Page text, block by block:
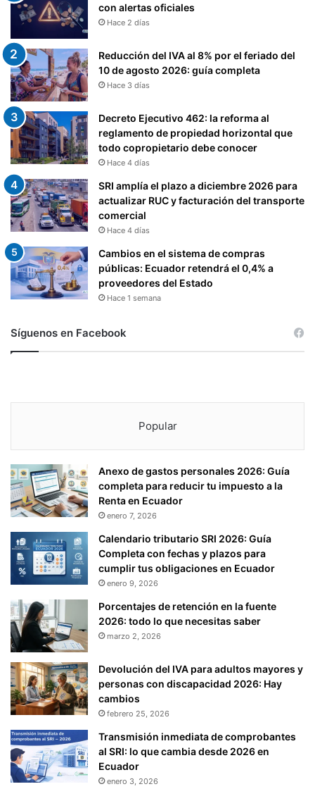
con alertas oficiales
Hace 2 días
Reducción del IVA al 8% por el feriado del
10 de agosto 2026: guía completa
Hace 3 días
Decreto Ejecutivo 462: la reforma al
reglamento de propiedad horizontal que
todo copropietario debe conocer
Hace 4 días
SRI amplía el plazo a diciembre 2026 para
actualizar RUC y facturación del transporte
comercial
Hace 4 días
Cambios en el sistema de compras
públicas: Ecuador retendrá el 0,4% a
proveedores del Estado
Hace 1 semana
Síguenos en Facebook
Popular
Anexo de gastos personales 2026: Guía
completa para reducir tu impuesto a la
Renta en Ecuador
enero 7, 2026
Calendario tributario SRI 2026: Guía
Completa con fechas y plazos para
cumplir tus obligaciones en Ecuador
enero 9, 2026
Porcentajes de retención en la fuente
2026: todo lo que necesitas saber
marzo 2, 2026
Devolución del IVA para adultos mayores y
personas con discapacidad 2026: Hay
cambios
febrero 25, 2026
Transmisión inmediata de comprobantes
al SRI: lo que cambia desde 2026 en
Ecuador
enero 3, 2026